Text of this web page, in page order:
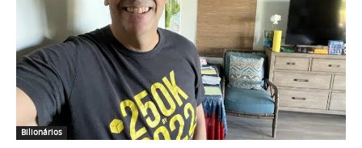
Bilionários